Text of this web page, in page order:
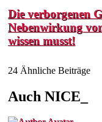
Die verborgenen
Nebenwirkung
wissen musst!
24 Ähnliche Beiträge
Auch NICE_